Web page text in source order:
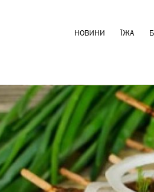
НОВИНИ ЇЖА